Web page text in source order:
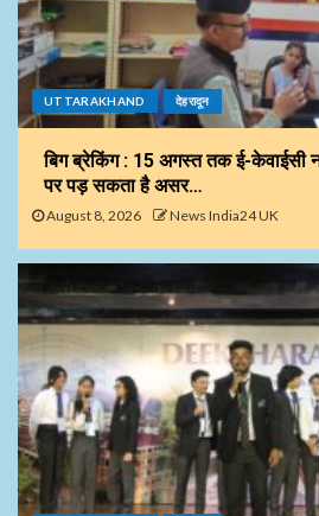
UTTARAKHAND देहरादून
बिग ब्रेकिंग : 15 अगस्त तक ई-केवाईसी
पर पड़ सकता है असर…
August 8, 2026 News India24 UK